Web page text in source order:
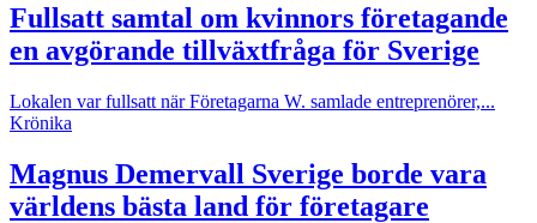
Fullsatt samtal om kvinnors företagande
en avgörande tillväxtfråga för Sverige
Lokalen var fullsatt när Företagarna W. samlade entreprenörer,...
Krönika
Magnus Demervall Sverige borde vara
världens bästa land för företagare